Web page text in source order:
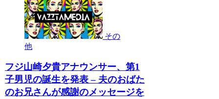
その
他
フジ山崎夕貴アナウンサー、第1
子男児の誕生を発表 – 夫のおばた
のお兄さんが感謝のメッセージを